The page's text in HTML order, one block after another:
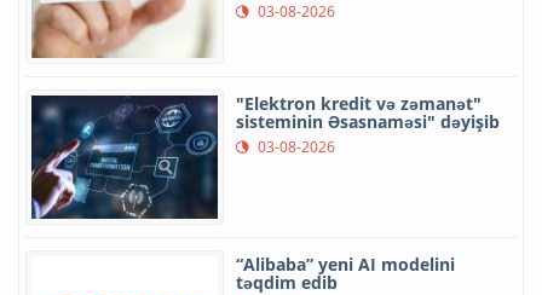
03-08-2026
"Elektron kredit və zəmanət"
sisteminin Əsasnaməsi" dəyişib
03-08-2026
“Alibaba” yeni AI modelini
təqdim edib